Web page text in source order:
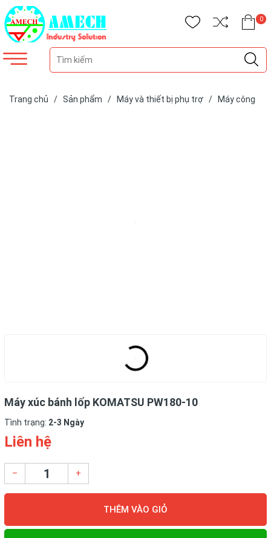
0
Trang chủ / Sản phẩm / Máy và thiết bị phụ trợ /
Máy công
Máy xúc bánh lốp KOMATSU PW180-10
Tình trạng: 2-3 Ngày
Liên hệ
– +
THÊM VÀO GIỎ